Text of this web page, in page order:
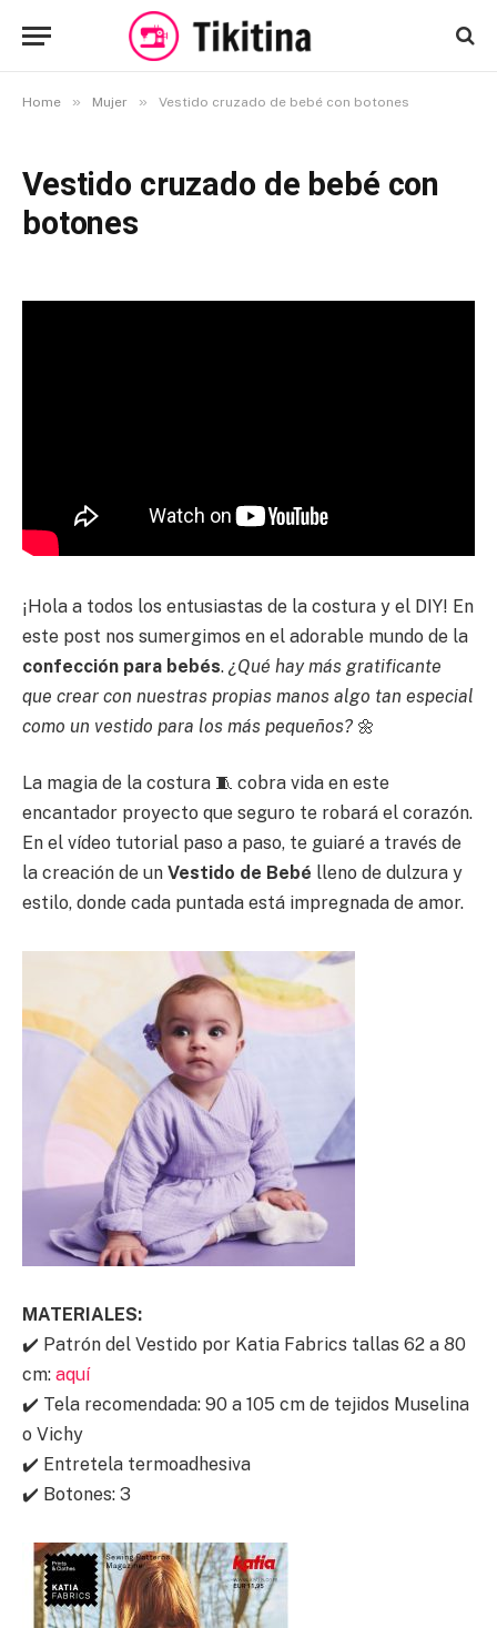
Home » Mujer » Vestido cruzado de bebé con botones
Vestido cruzado de bebé con
botones
¡Hola a todos los entusiastas de la costura y el DIY! En
este post nos sumergimos en el adorable mundo de la
confección para bebés. ¿Qué hay más gratificante
que crear con nuestras propias manos algo tan especial
como un vestido para los más pequeños? 🌼
La magia de la costura 🧵 cobra vida en este
encantador proyecto que seguro te robará el corazón.
En el vídeo tutorial paso a paso, te guiaré a través de
la creación de un Vestido de Bebé lleno de dulzura y
estilo, donde cada puntada está impregnada de amor.
MATERIALES:
✔️ Patrón del Vestido por Katia Fabrics tallas 62 a 80
cm: aquí
✔️ Tela recomendada: 90 a 105 cm de tejidos Muselina
o Vichy
✔️ Entretela termoadhesiva
✔️ Botones: 3